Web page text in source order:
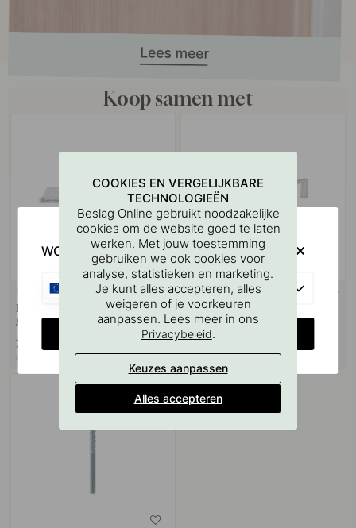
Koop samen met
Boorsjabloon voor handgrepen
& Knoppen
7 €
Op voorraad
+ KLEUREN
Handgreep Bob - 160mm - RVS
Look
9.20 €
COOKIES EN VERGELIJKBARE
TECHNOLOGIEËN
Beslag Online gebruikt noodzakelijke
cookies om de website goed te laten
werken. Met jouw toestemming
gebruiken we ook cookies voor
analyse, statistieken en marketing.
Je kunt alles accepteren, alles
weigeren of je voorkeuren
aanpassen. Lees meer in ons
Privacybeleid.
Keuzes aanpassen
Alles accepteren
WOULD YOU RATHER VISIT?
CHANGE COUNTRY